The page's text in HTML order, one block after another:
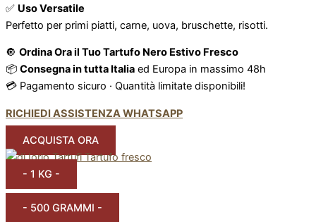
✅ Uso Versatile
Perfetto per primi piatti, carne, uova, bruschette, risotti.
🔘 Ordina Ora il Tuo Tartufo Nero Estivo Fresco
📦 Consegna in tutta Italia ed Europa in massimo 48h
💳 Pagamento sicuro · Quantità limitate disponibili!
RICHIEDI ASSISTENZA WHATSAPP
ACQUISTA ORA
- 1 KG -
- 500 GRAMMI -